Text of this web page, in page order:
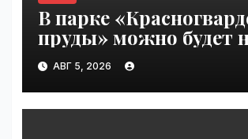
В парке
пруды» можно будет
настоящего друга |
VseTime.ru
АВГ 5, 2026